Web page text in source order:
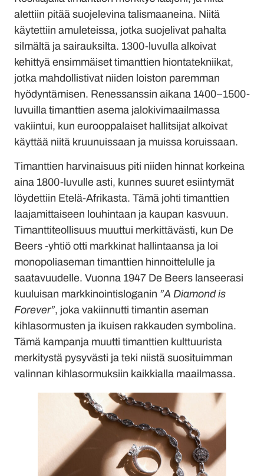
alettiin pitää suojelevina talismaaneina. Niitä
käytettiin amuleteissa, jotka suojelivat pahalta
silmältä ja sairauksilta. 1300-luvulla alkoivat
kehittyä ensimmäiset timanttien hiontatekniikat,
jotka mahdollistivat niiden loiston paremman
hyödyntämisen. Renessanssin aikana 1400–1500-
luvuilla timanttien asema jalokivimaailmassa
vakiintui, kun eurooppalaiset hallitsijat alkoivat
käyttää niitä kruunuissaan ja muissa koruissaan.
Timanttien harvinaisuus piti niiden hinnat korkeina
aina 1800-luvulle asti, kunnes suuret esiintymät
löydettiin Etelä-Afrikasta. Tämä johti timanttien
laajamittaiseen louhintaan ja kaupan kasvuun.
Timanttiteollisuus muuttui merkittävästi, kun De
Beers -yhtiö otti markkinat hallintaansa ja loi
monopoliaseman timanttien hinnoittelulle ja
saatavuudelle. Vuonna 1947 De Beers lanseerasi
kuuluisan markkinointisloganin ”A Diamond is
Forever”, joka vakiinnutti timantin aseman
kihlasormusten ja ikuisen rakkauden symbolina.
Tämä kampanja muutti timanttien kulttuurista
merkitystä pysyvästi ja teki niistä suosituimman
valinnan kihlasormuksiin kaikkialla maailmassa.